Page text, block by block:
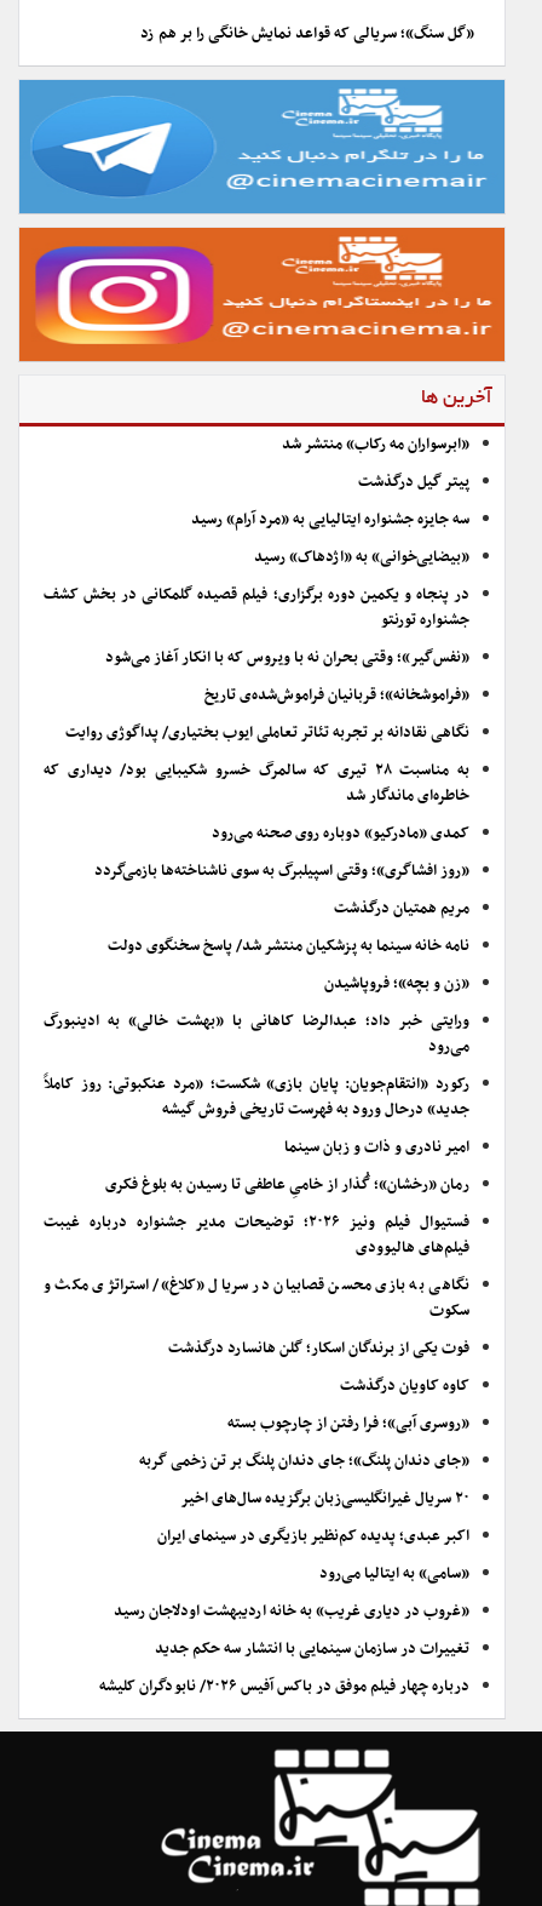
«گل سنگ»؛ سریالی که قواعد نمایش خانگی را بر هم زد
آخرین ها
«ابرسواران مه رکاب» منتشر شد
پیتر گیل درگذشت
سه جایزه جشنواره ایتالیایی به «مرد آرام» رسید
«بیضایی‌خوانی» به «اژدهاک» رسید
در پنجاه و یکمین دوره برگزاری؛ فیلم قصیده گلمکانی در بخش کشف
جشنواره تورنتو
«نفس‌گیر»؛ وقتی بحران نه با ویروس که با انکار آغاز می‌شود
«فراموشخانه»؛ قربانیان فراموش‌شده‌ی تاریخ
نگاهی نقادانه بر تجربه تئاتر تعاملی ایوب بختیاری/ پداگوژی روایت
به مناسبت ۲۸ تیری که سالمرگ خسرو شکیبایی بود/ دیداری که
خاطره‌ای ماندگار شد
کمدی «مادرکیو» دوباره روی صحنه می‌رود
«روز افشاگری»؛ وقتی اسپیلبرگ به سوی ناشناخته‌ها بازمی‌گردد
مریم همتیان درگذشت
نامه خانه سینما به پزشکیان منتشر شد/ پاسخ سخنگوی دولت
«زن و بچه»؛ فروپاشیدن
ورایتی خبر داد؛ عبدالرضا کاهانی با «بهشت خالی» به ادینبورگ
می‌رود
رکورد «انتقام‌جویان: پایان بازی» شکست؛ «مرد عنکبوتی: روز کاملاً
جدید» درحال ورود به فهرست تاریخی فروش گیشه
امیر نادری و ذات و زبان سینما
رمان «رخشان»؛ گُذار از خامیِ عاطفی تا رسیدن به بلوغ فکری
فستیوال فیلم ونیز ۲۰۲۶؛ توضیحات مدیر جشنواره درباره غیبت
فیلم‌های هالیوودی
نگاهی به بازی محسن قصابیان در سریال «کلاغ»/ استراتژی مکث و
سکوت
فوت یکی از برندگان اسکار؛ گلن هانسارد درگذشت
کاوه کاویان درگذشت
«روسری آبی»؛ فرا رفتن از چارچوب بسته
«جای دندان پلنگ»؛ جای دندان پلنگ بر تن زخمی گربه
۲۰ سریال غیرانگلیسی‌زبان برگزیده سال‌های اخیر
اکبر عبدی؛ پدیده کم‌نظیر بازیگری در سینمای ایران
«سامی» به ایتالیا می‌رود
«غروب در دیاری غریب» به خانه اردیبهشت اودلاجان رسید
تغییرات در سازمان سینمایی با انتشار سه حکم جدید
درباره چهار فیلم موفق در باکس آفیس ۲۰۲۶/ نابودگران کلیشه